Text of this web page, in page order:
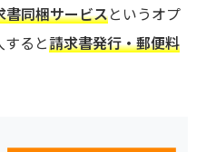
書同梱サービスというオプ
すると請求書発行・郵便料